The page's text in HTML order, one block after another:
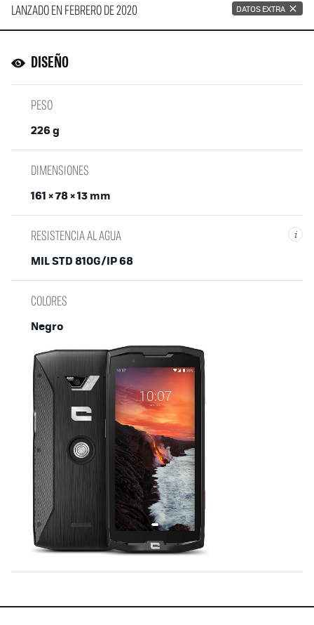
LANZADO EN FEBRERO DE 2020 DATOS EXTRA
DISEÑO
PESO
226 g
DIMENSIONES
161 × 78 × 13 mm
i
RESISTENCIA AL AGUA
MIL STD 810G/IP 68
COLORES
Negro